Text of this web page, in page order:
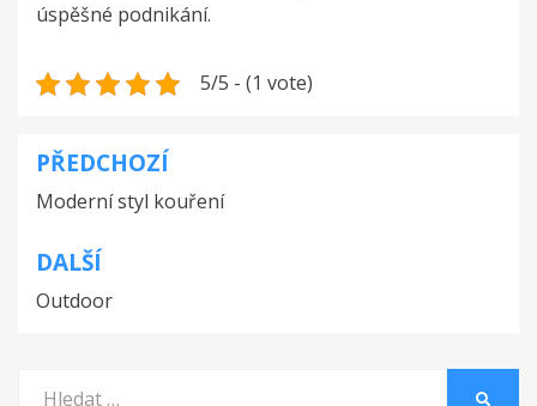
úspěšné podnikání.
5/5 - (1 vote)
Navigace
pro
příspěvek
PŘEDCHOZÍ
Moderní styl kouření
DALŠÍ
Outdoor